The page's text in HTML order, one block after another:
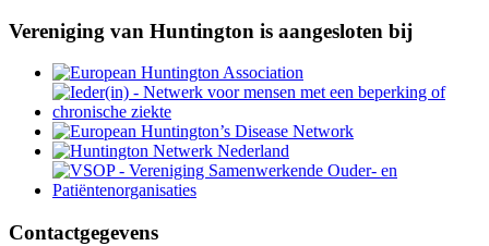
Vereniging van Huntington is aangesloten bij
Contactgegevens